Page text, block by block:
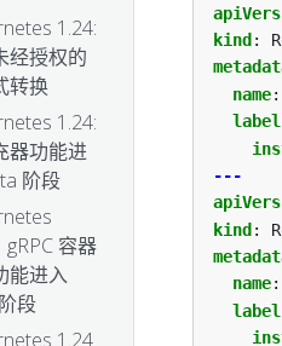
1.24:
经授权的
转换
1.24:
器功能进
阶段
gRPC 容器
能进入
段
1.24
kind :
name:
---
kind :
name: